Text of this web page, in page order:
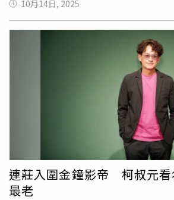
部長賈維斯（Dan Jarvis）在國會表示
由作證、不受干預」，其證詞「並無
則認為，政府讓審判流產是為了「向中
首相對中國態度過於軟弱，損害國家安
大選後便尋求與中國加強經貿往來，以
一年間，外相拉米（David Lammy）、
Reeves）與鮑威爾皆曾訪華。政府則
皆以英國（UK）國家利益為核心。在
與自由民主黨（Liberal Democrats）
有與案件相關的證據，以釐清是否有政
恩突然拿出一把左輪手槍，提議玩俄
手槍裝入1顆子彈，旋轉彈巢後，輪流
機。當霍恩拿著槍，將槍口對準自己頭
扳機，隨後他突然把槍口朝向康茲的胸
後子彈瞬間彈出，康茲胸口直接中彈，
立即報警和通知救護車，但醫護人員趕
血泊中，經搶救仍無法挽回她的生命，
方抵達後，將害死康茲的霍恩逮捕，他
近日俄亥俄州法院審理時，法官馬洛
在庭上痛心表示，「令人遺憾的是，既
使用，還造成一場悲劇」；法院最終裁
美元（約新台幣3240萬元）交保，此
陪審團審理。
10月14日, 2025
連莊入圍金鐘影帝 柯叔元看
最老